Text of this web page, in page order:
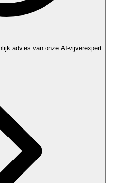
advies van onze AI-vijverexpert